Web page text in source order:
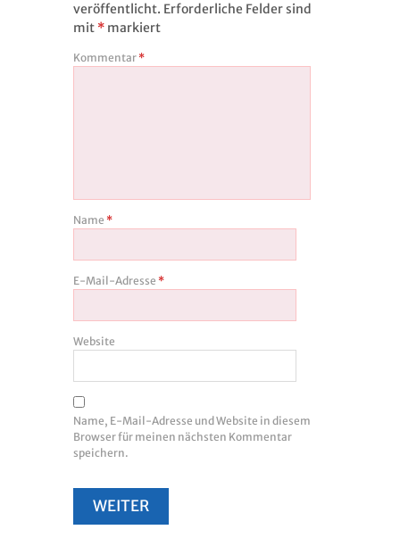
veröffentlicht. Erforderliche Felder sind
mit * markiert
Kommentar *
Name *
E-Mail-Adresse *
Website
Name, E-Mail-Adresse und Website in diesem
Browser für meinen nächsten Kommentar
speichern.